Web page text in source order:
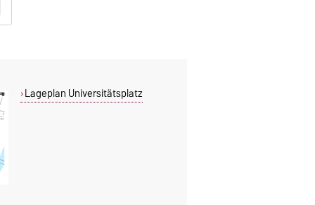
Lageplan Universitätsplatz